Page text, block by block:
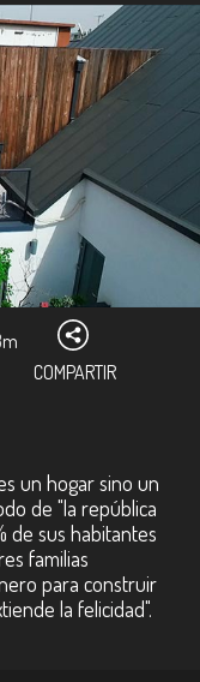
COMPARTIR
un hogar sino un
de "la república
de sus habitantes
familias
para construir
la felicidad".